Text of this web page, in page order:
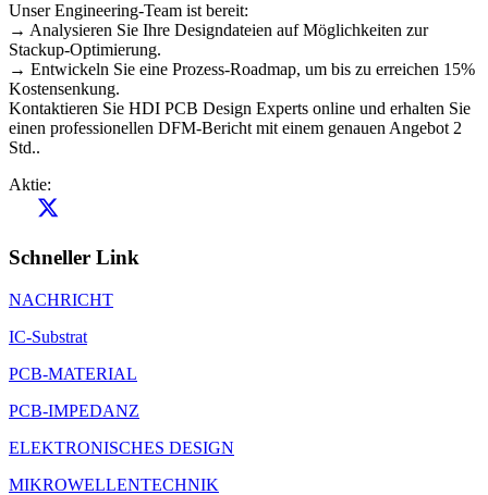
Unser Engineering-Team ist bereit:
→ Analysieren Sie Ihre Designdateien auf Möglichkeiten zur
Stackup-Optimierung.
→ Entwickeln Sie eine Prozess-Roadmap, um bis zu erreichen 15%
Kostensenkung.
Kontaktieren Sie HDI PCB Design Experts online und erhalten Sie
einen professionellen DFM-Bericht mit einem genauen Angebot 2
Std..
Aktie:
Schneller Link
NACHRICHT
IC-Substrat
PCB-MATERIAL
PCB-IMPEDANZ
ELEKTRONISCHES DESIGN
MIKROWELLENTECHNIK